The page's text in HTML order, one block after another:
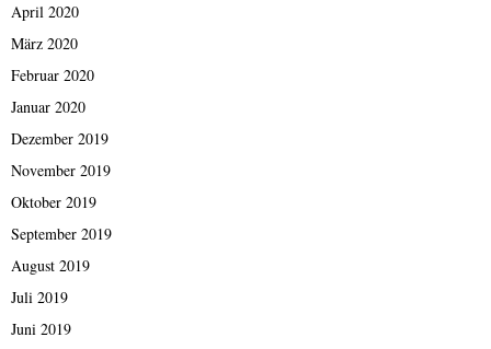
April 2020
März 2020
Februar 2020
Januar 2020
Dezember 2019
November 2019
Oktober 2019
September 2019
August 2019
Juli 2019
Juni 2019